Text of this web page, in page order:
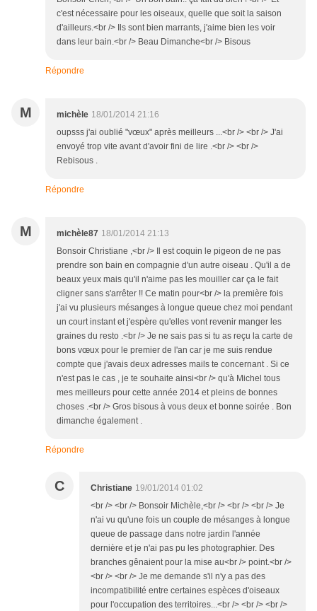
c'est nécessaire pour les oiseaux, quelle que soit la saison
d'ailleurs.<br /> Ils sont bien marrants, j'aime bien les voir
dans leur bain.<br /> Beau Dimanche<br /> Bisous
Répondre
M michèle 18/01/2014 21:16
oupsss j'ai oublié "vœux" après meilleurs ...<br /> <br /> J'ai
envoyé trop vite avant d'avoir fini de lire .<br /> <br />
Rebisous .
Répondre
M michèle87 18/01/2014 21:13
Bonsoir Christiane ,<br /> Il est coquin le pigeon de ne pas
prendre son bain en compagnie d'un autre oiseau . Qu'il a de
beaux yeux mais qu'il n'aime pas les mouiller car ça le fait
cligner sans s'arrêter !! Ce matin pour<br /> la première fois
j'ai vu plusieurs mésanges à longue queue chez moi pendant
un court instant et j'espère qu'elles vont revenir manger les
graines du resto .<br /> Je ne sais pas si tu as reçu la carte de
bons vœux pour le premier de l'an car je me suis rendue
compte que j'avais deux adresses mails te concernant . Si ce
n'est pas le cas , je te souhaite ainsi<br /> qu'à Michel tous
mes meilleurs pour cette année 2014 et pleins de bonnes
choses .<br /> Gros bisous à vous deux et bonne soirée . Bon
dimanche également .
Répondre
C Christiane 19/01/2014 01:02
<br /> <br /> Bonsoir Michèle,<br /> <br /> <br /> Je
n'ai vu qu'une fois un couple de mésanges à longue
queue de passage dans notre jardin l'année
dernière et je n'ai pas pu les photographier. Des
branches gênaient pour la mise au<br /> point.<br />
<br /> <br /> Je me demande s'il n'y a pas des
incompatibilité entre certaines espèces d'oiseaux
pour l'occupation des territoires...<br /> <br /> <br />